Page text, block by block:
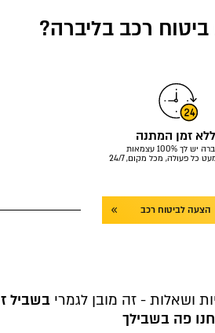
רכב בליברה?
ללא זמן המתנה
יש לך 100% עצמאות
כל פעולה, מכל מקום, 24/7
הצעה לביטוח רכב
ושאלות - זה מובן לגמרי בשביל
פה בשבילך